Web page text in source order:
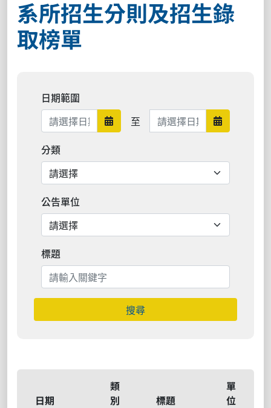
系所招生分則及招生錄
取榜單
日期範圍
日期範圍開始
至 日期範圍結束 日期範圍
分類
公告單位
標題
搜尋
日期
類
別
標題
單
位